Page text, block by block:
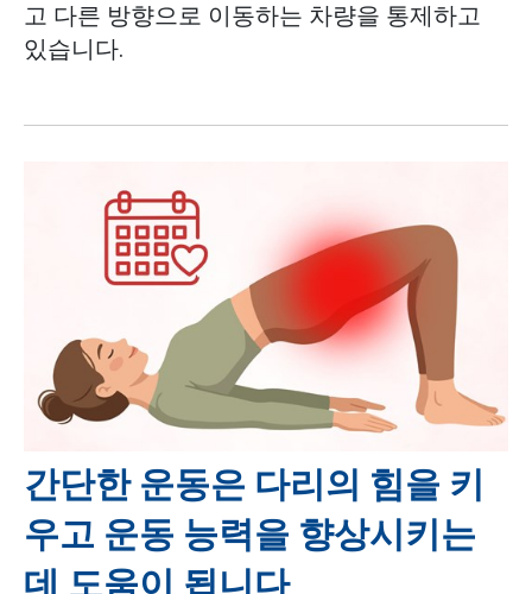
고 다른 방향으로 이동하는 차량을 통제하고
있습니다.
간단한 운동은 다리의 힘을 키
우고 운동 능력을 향상시키는
데 도움이 됩니다